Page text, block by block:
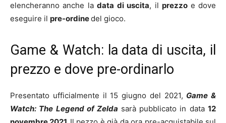
elencheranno anche ladata di uscita, ilprezzo e dove
eseguire il pre-ordinedel gioco.
Game & Watch: la data di uscita, il
prezzo e dove pre-ordinarlo
Presentato ufficialmente il 15 giugno del 2021, Game &
Watch: The Legend of Zelda sarà pubblicato in data12